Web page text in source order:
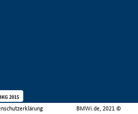
BMWi.de, 2021 ©
2015